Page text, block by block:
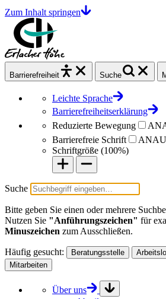
Zum Inhalt springen
Barrierefrei heit Suche
Leichte Sprache
Barrierefreiheitserklärung
Reduzierte Bewegung
AN
Barrierefreie Schrift
AN
Schriftgröße (100%)
Suche
Bitte geben Sie einen oder mehrere
Nutzen Sie "Anführungszeichen" für
Minuszeichen zum Ausschließen.
Häufig gesucht: Beratungsstelle
Mitarbeiten
Über uns